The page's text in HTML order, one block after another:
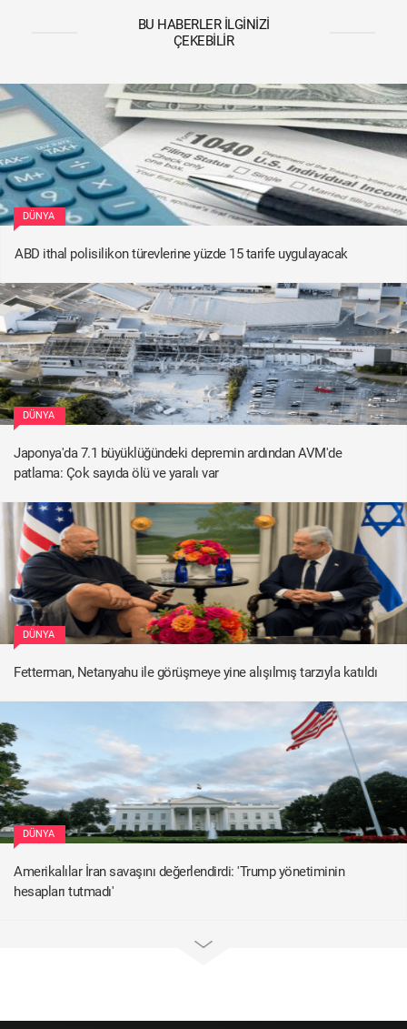
BU HABERLER İLGINIZI
ÇEKEBILIR
DÜNYA
ABD ithal polisilikon türevlerine yüzde 15 tarife uygulayacak
DÜNYA
Japonya'da 7.1 büyüklüğündeki depremin ardından AVM'de
patlama: Çok sayıda ölü ve yaralı var
DÜNYA
Fetterman, Netanyahu ile görüşmeye yine alışılmış tarzıyla katıldı
DÜNYA
Amerikalılar İran savaşını değerlendirdi: 'Trump yönetiminin
hesapları tutmadı'